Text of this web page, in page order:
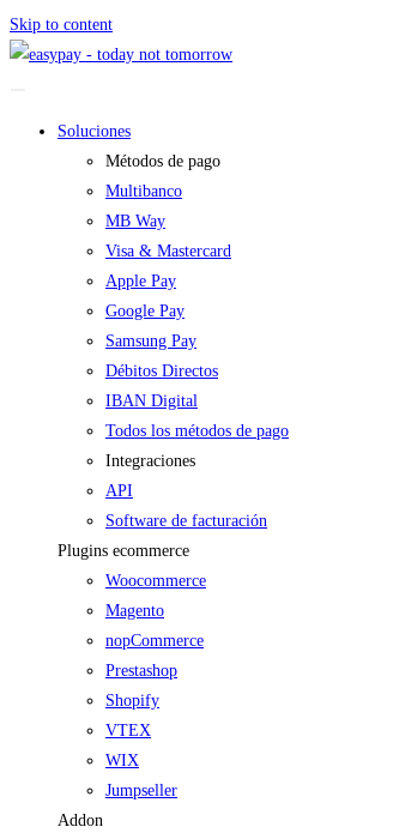
Skip to content
Soluciones
Métodos de pago
Multibanco
MB Way
Visa & Mastercard
Apple Pay
Google Pay
Samsung Pay
Débitos Directos
IBAN Digital
Todos los métodos de pago
Integraciones
API
Software de facturación
Plugins ecommerce
Woocommerce
Magento
nopCommerce
Prestashop
Shopify
VTEX
WIX
Jumpseller
Addon